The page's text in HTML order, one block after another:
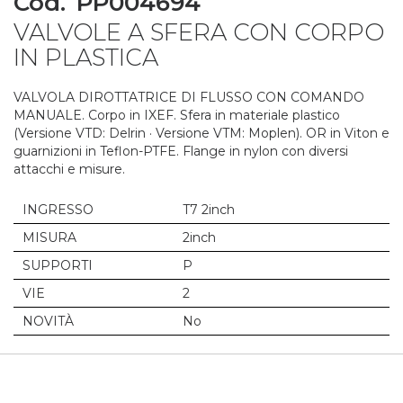
VALVOLE A SFERA CON CORPO
IN PLASTICA
VALVOLA DIROTTATRICE DI FLUSSO CON COMANDO
MANUALE. Corpo in IXEF. Sfera in materiale plastico
(Versione VTD: Delrin · Versione VTM: Moplen). OR in Viton e
guarnizioni in Teflon-PTFE. Flange in nylon con diversi
attacchi e misure.
INGRESSO
T7 2inch
MISURA
2inch
SUPPORTI
P
VIE
2
NOVITÀ
No
to
the
beginning
of
images
gallery